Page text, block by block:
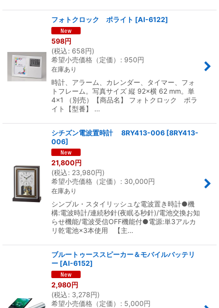
フォトクロック ポライト [AI-6122]
598円
(税込: 658円)
希望小売価格（定価）
: 950円
在庫あり
時計、アラーム、カレンダー、タイマー、フォ
トフレーム。写真サイズ 縦 92×横 62 mm。単
4×1 （別売）【商品名】 フォトクロック ポラ
イト【型番】 …
シチズン電波置時計 8RY413-006 [8RY413-
006]
21,800円
(税込: 23,980円)
希望小売価格（定価）
: 30,000円
在庫あり
シンプル・スタイリッシュな電波置き時計●機
構:電波時計/連続秒針(夜眠る秒針)/電池交換お知
らせ機能/電波受信OFF機能付●電源:単3アルカ
リ乾電池×3本使用 【主…
ブルートゥーススピーカー＆モバイルバッテリ
ー [AI-6152]
2,980円
(税込: 3,278円)
希望小売価格（定価）
: 5,000円